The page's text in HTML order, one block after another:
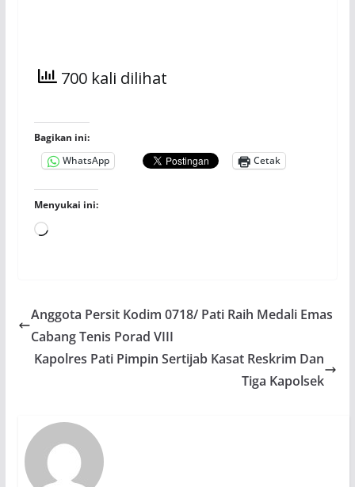
700 kali dilihat
Bagikan ini:
WhatsApp
Cetak
Menyukai ini:
Memuat...
Anggota Persit Kodim 0718/ Pati Raih Medali Emas
Cabang Tenis Porad VIII
Kapolres Pati Pimpin Sertijab Kasat Reskrim Dan
Tiga Kapolsek